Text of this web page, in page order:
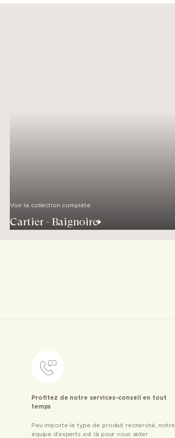
Voir la collection complète
Cartier - Baignoire
Profitez de notre services-conseil en tout
temps
Peu importe le type de produit recherché, notre
équipe d’experts est là pour vous aider